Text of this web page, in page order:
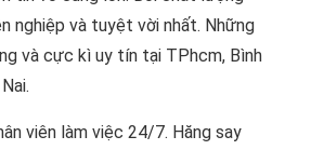
nghiệp và tuyệt vời nhất. Những
và cực kì uy tín tại TPhcm, Bình
viên làm việc 24/7. Hăng say